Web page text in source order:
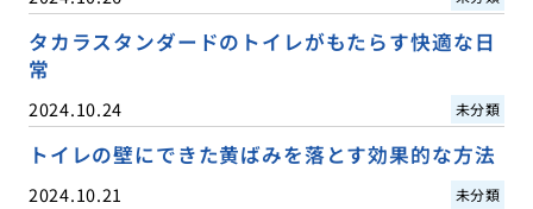
タカラスタンダードのトイレがもたらす快適な日
常
2024.10.24 未分類
トイレの壁にできた黄ばみを落とす効果的な方法
2024.10.21 未分類